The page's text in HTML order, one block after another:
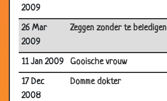
2009
26 Mar
2009
Zeggen zonder te beledigen
11 Jan 2009 Gooische vrouw
17 Dec
2008
Domme dokter